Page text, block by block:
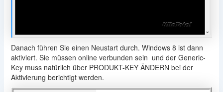
Danach führen Sie einen Neustart durch. Windows 8 ist dann
aktiviert. Sie müssen online verbunden sein und der Generic-
Key muss natürlich über PRODUKT-KEY ÄNDERN bei der
Aktivierung berichtigt werden.